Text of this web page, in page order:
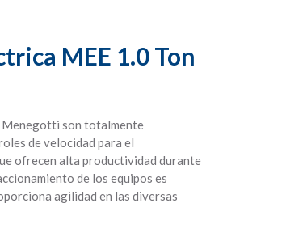
MEE 1.0 Ton
Menegotti son totalmente
de velocidad para el
ofrecen alta productividad durante
de los equipos es
agilidad en las diversas